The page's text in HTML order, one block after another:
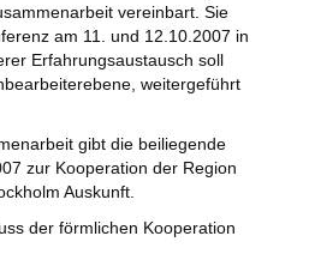
vereinbart. Sie
am 11. und 12.10.2007 in
Erfahrungsaustausch soll
weitergeführt
gibt die beiliegende
zur Kooperation der Region
Auskunft.
der förmlichen Kooperation